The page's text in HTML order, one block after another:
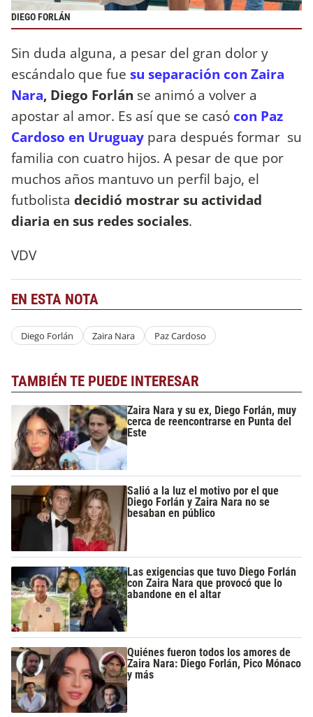
DIEGO FORLÁN
Sin duda alguna, a pesar del gran dolor y
escándalo que fue su separación con Zaira
Nara, Diego Forlán se animó a volver a
apostar al amor. Es así que se casó con Paz
Cardoso en Uruguay para después formar su
familia con cuatro hijos. A pesar de que por
muchos años mantuvo un perfil bajo, el
futbolista decidió mostrar su actividad
diaria en sus redes sociales.
VDV
EN ESTA NOTA
Diego Forlán Zaira Nara Paz Cardoso
TAMBIÉN TE PUEDE INTERESAR
Zaira Nara y su ex, Diego Forlán, muy
cerca de reencontrarse en Punta del
Este
Salió a la luz el motivo por el que
Diego Forlán y Zaira Nara no se
besaban en público
Las exigencias que tuvo Diego Forlán
con Zaira Nara que provocó que lo
abandone en el altar
Quiénes fueron todos los amores de
Zaira Nara: Diego Forlán, Pico Mónaco
y más